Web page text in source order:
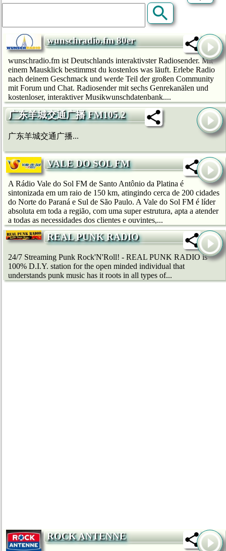
wunschradio.fm 80er
wunschradio.fm ist Deutschlands interaktivster Radiosender. Mit
einem Mausklick bestimmst du kostenlos was läuft. Erlebe Radio
nach deinem Geschmack und werde Teil der großen Community
mit Forum und Chat. Radiosender mit sechs Genrekanälen und
kostenloser, interaktiver Musikwunschdatenbank....
广东羊城交通广播 FM105.2
广东羊城交通广播...
VALE DO SOL FM
A Rádio Vale do Sol FM de Santo Antônio da Platina é
sintonizada em um raio de 150 km, atingindo cerca de 200 cidades
do Norte do Paraná e Sul de São Paulo. A Vale do Sol FM é líder
absoluta em toda a região, com uma super estrutura, apta a atender
a todas as necessidades dos clientes e ouvintes,...
REAL PUNK RADIO
24/7 Streaming Punk Rock'N'Roll! - REAL PUNK RADIO is
100% D.I.Y. station for the open minded individual that
understands punk music has it roots in all types of...
ROCK ANTENNE